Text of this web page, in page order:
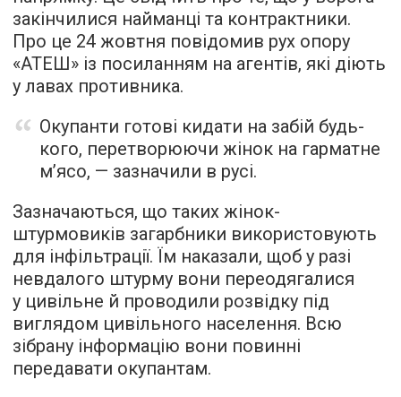
закінчилися найманці та контрактники.
Про це 24 жовтня повідомив рух опору
«АТЕШ» із посиланням на агентів, які діють
у лавах противника.
Окупанти готові кидати на забій будь-
кого, перетворюючи жінок на гарматне
м’ясо, — зазначили в русі.
Зазначаються, що таких жінок-
штурмовиків загарбники використовують
для інфільтрації. Їм наказали, щоб у разі
невдалого штурму вони переодягалися
у цивільне й проводили розвідку під
виглядом цивільного населення. Всю
зібрану інформацію вони повинні
передавати окупантам.